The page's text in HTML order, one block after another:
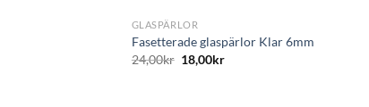
GLASPÄRLOR
Fasetterade glaspärlor Klar 6mm
24,00kr 18,00kr